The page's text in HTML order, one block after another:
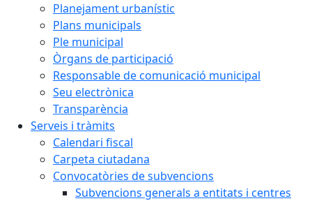
Planejament urbanístic
Plans municipals
Ple municipal
Òrgans de participació
Responsable de comunicació municipal
Seu electrònica
Transparència
Serveis i tràmits
Calendari fiscal
Carpeta ciutadana
Convocatòries de subvencions
Subvencions generals a entitats i centres